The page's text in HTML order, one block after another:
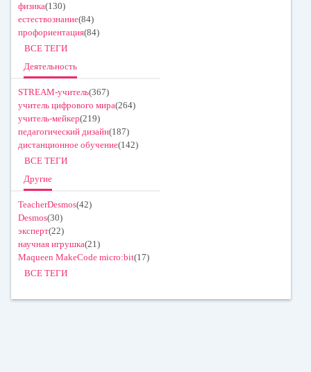
физика(130)
естествознание(84)
профориентация(84)
ВСЕ ТЕГИ
Деятельность
STREAM-учитель(367)
учитель цифрового мира(264)
учитель-мейкер(219)
педагогический дизайн(187)
дистанционное обучение(142)
ВСЕ ТЕГИ
Другие
TeacherDesmos(42)
Desmos(30)
эксперт(22)
научная игрушка(21)
Maqueen MakeCode micro:bit(17)
ВСЕ ТЕГИ